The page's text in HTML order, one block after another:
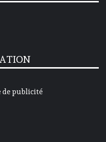
de publicité